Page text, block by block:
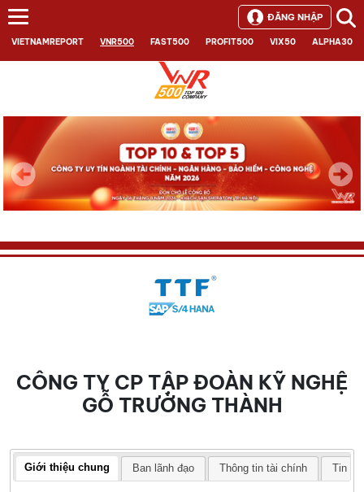
VIETNAMREPORT VNR500 FAST500 PROFIT500 VIX50 ALPHA30
ĐĂNG NHẬP
Next
CÔNG TY CP TẬP ĐOÀN KỸ NGHỆ
GỖ TRƯỜNG THÀNH
Giới thiệu chung Ban lãnh đạo Thông tin tài chính Tin